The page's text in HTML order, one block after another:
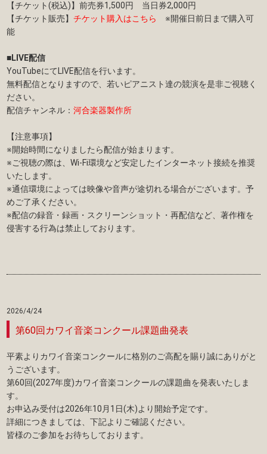
【チケット(税込)】前売券1,500円 当日券2,000円
【チケット販売】チケット購入はこちら
※開催日前日まで購入可
能
■LIVE配信
YouTubeにてLIVE配信を行います。
無料配信となりますので、若いピアニスト達の競演を是非ご視聴く
ださい。
配信チャンネル：河合楽器製作所
【注意事項】
※開始時間になりましたら配信が始まります。
※ご視聴の際は、Wi-Fi環境など安定したインターネット接続を推奨
いたします。
※通信環境によっては映像や音声が途切れる場合がございます。予
めご了承ください。
※配信の録音・録画・スクリーンショット・再配信など、著作権を
侵害する行為は禁止しております。
2026/4/24
第60回カワイ音楽コンクール課題曲発表
平素よりカワイ音楽コンクールに格別のご高配を賜り誠にありがと
うございます。
第60回(2027年度)カワイ音楽コンクールの課題曲を発表いたしま
す。
お申込み受付は2026年10月1日(木)より開始予定です。
詳細につきましては、下記よりご確認ください。
皆様のご参加をお待ちしております。